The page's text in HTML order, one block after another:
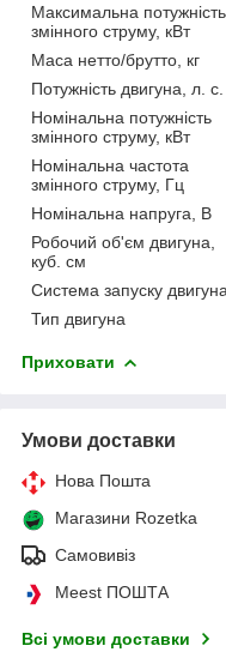
Максимальна потужність
змінного струму, кВт
Маса нетто/брутто, кг
Потужність двигуна, л. с.
Номінальна потужність
змінного струму, кВт
Номінальна частота
змінного струму, Гц
Номінальна напруга, В
Робочий об'єм двигуна,
куб. см
Система запуску двигуна
Тип двигуна
Приховати
Умови доставки
Нова Пошта
Магазини Rozetka
Самовивіз
Meest ПОШТА
Всі умови доставки